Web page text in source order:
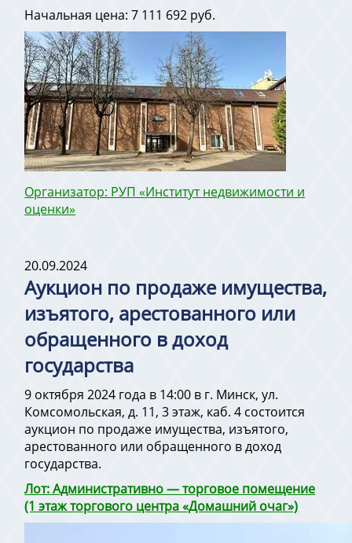
Начальная цена: 7 111 692 руб.
Организатор: РУП «Институт недвижимости и
оценки»
20.09.2024
Аукцион по продаже имущества,
изъятого, арестованного или
обращенного в доход
государства
9 октября 2024 года в 14:00 в г. Минск, ул.
Комсомольская, д. 11, 3 этаж, каб. 4 состоится
аукцион по продаже имущества, изъятого,
арестованного или обращенного в доход
государства.
Лот: Административно — торговое помещение
(1 этаж торгового центра «Домашний очаг»)